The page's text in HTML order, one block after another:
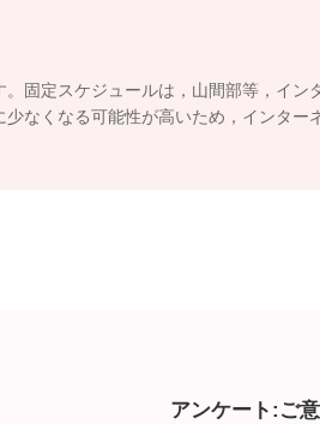
固定スケジュールは，山間部等，イ
なくなる可能性が高いため，インタ
アンケート:ご